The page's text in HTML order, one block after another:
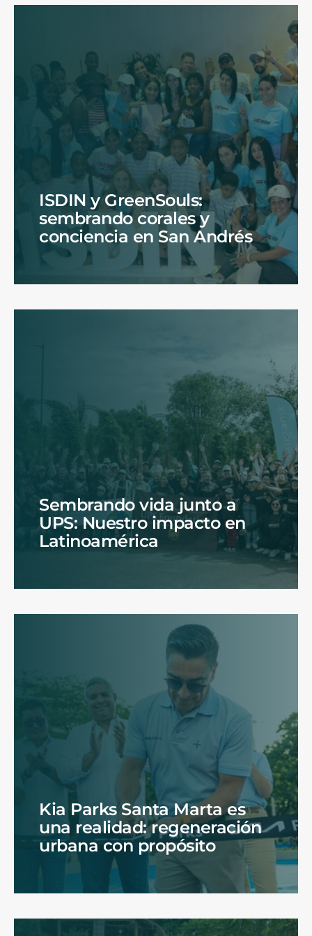
ISDIN y GreenSouls:
sembrando corales y
conciencia en San Andrés
Sembrando vida junto a
UPS: Nuestro impacto en
Latinoamérica
Kia Parks Santa Marta es
una realidad: regeneración
urbana con propósito